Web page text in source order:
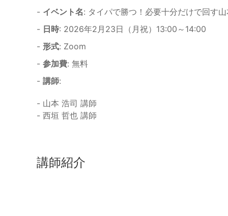
- イベント名: タイパで勝つ！必要十分だけで回す
- 日時: 2026年2月23日（月祝）13:00～14:00
- 形式: Zoom
- 参加費: 無料
- 講師:
- 山本 浩司 講師
- 西垣 哲也 講師
講師紹介